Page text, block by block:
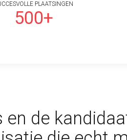
PLAATSINGEN
500+
en de